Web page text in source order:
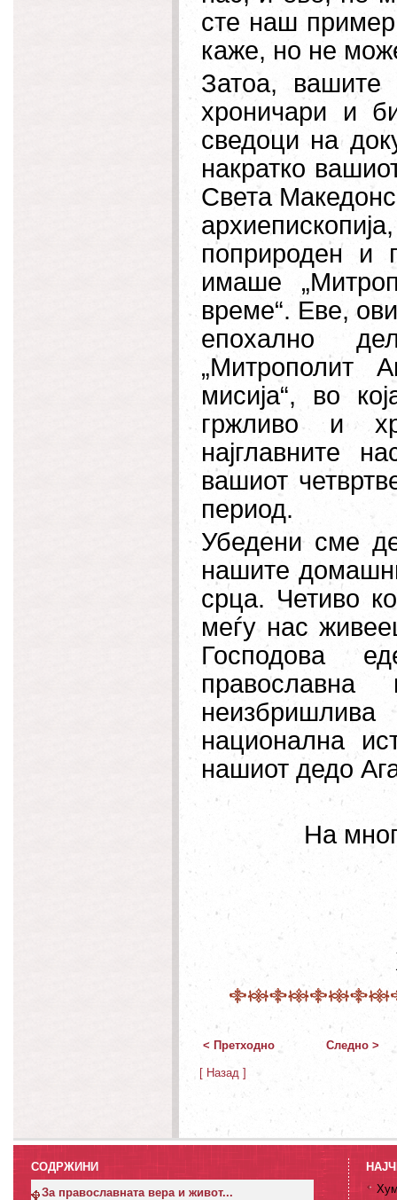
сте наш
каже, но не
Затоа, вашите
хроничари и
сведоци на
накратко
Света
поприроден и
имаше
време“. Еве,
епохално
„Митрополит
мисија“, во
гржливо и
најглавните
вашиот
период.
Убедени сме
нашите
срца. Четиво
меѓу нас
Господова
национална
нашиот дедо
На
< Претходно Следно >
[ Назад ]
СОДРЖИНИ
За православната вера и живот...